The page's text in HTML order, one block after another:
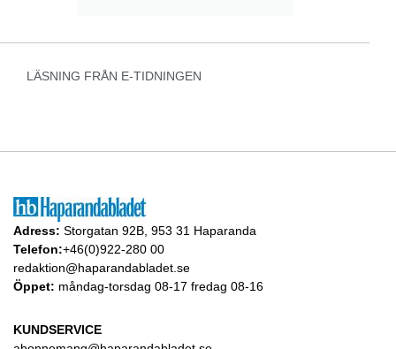
LÄSNING FRÅN E-TIDNINGEN
Adress: Storgatan 92B, 953 31 Haparanda
Telefon:+46(0)922-280 00
redaktion@haparandabladet.se
Öppet: måndag-torsdag 08-17 fredag 08-16
KUNDSERVICE